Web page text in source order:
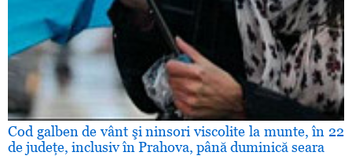
Cod galben de vânt şi ninsori viscolite la munte, în 22
de judeţe, inclusiv în Prahova, până duminică seara